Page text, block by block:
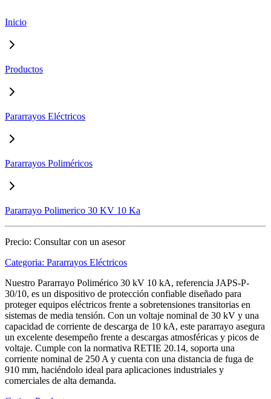
Inicio
Productos
Pararrayos Eléctricos
Pararrayos Poliméricos
Pararrayo Polimerico 30 KV 10 Ka
Precio: Consultar con un asesor
Categoria: Pararrayos Eléctricos
Nuestro Pararrayo Polimérico 30 kV 10 kA, referencia JAPS-P-
30/10, es un dispositivo de protección confiable diseñado para
proteger equipos eléctricos frente a sobretensiones transitorias en
sistemas de media tensión. Con un voltaje nominal de 30 kV y una
capacidad de corriente de descarga de 10 kA, este pararrayo asegura
un excelente desempeño frente a descargas atmosféricas y picos de
voltaje. Cumple con la normativa RETIE 20.14, soporta una
corriente nominal de 250 A y cuenta con una distancia de fuga de
910 mm, haciéndolo ideal para aplicaciones industriales y
comerciales de alta demanda.